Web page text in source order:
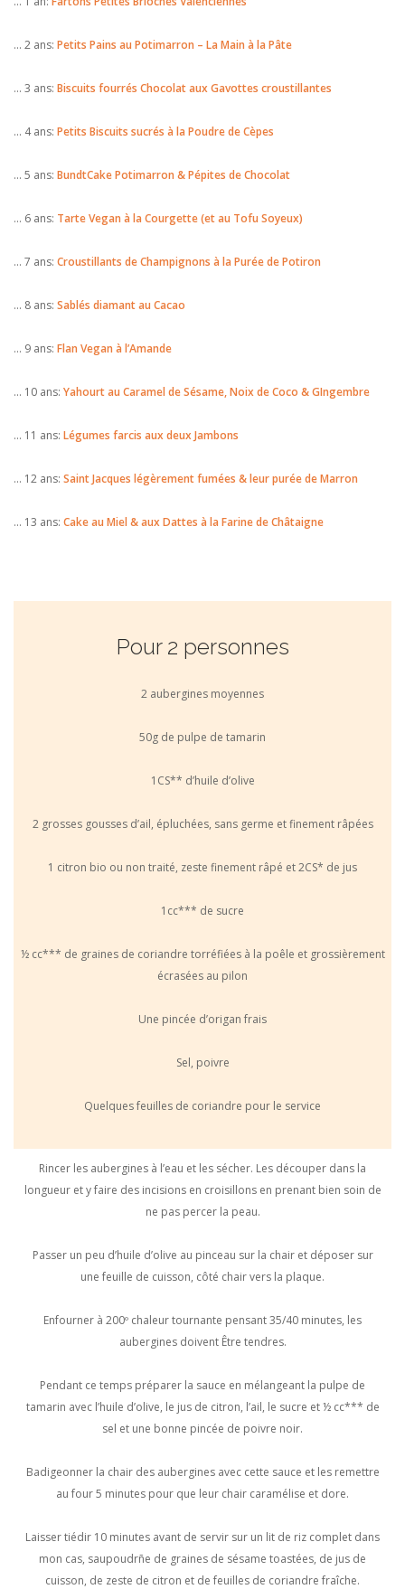
… 2 ans: Petits Pains au Potimarron – La Main à la Pâte
… 3 ans: Biscuits fourrés Chocolat aux Gavottes croustillantes
… 4 ans: Petits Biscuits sucrés à la Poudre de Cèpes
… 5 ans: BundtCake Potimarron & Pépites de Chocolat
… 6 ans: Tarte Vegan à la Courgette (et au Tofu Soyeux)
… 7 ans: Croustillants de Champignons à la Purée de Potiron
… 8 ans: Sablés diamant au Cacao
… 9 ans: Flan Vegan à l’Amande
… 10 ans: Yahourt au Caramel de Sésame, Noix de Coco & GIngembre
… 11 ans: Légumes farcis aux deux Jambons
… 12 ans: Saint Jacques légèrement fumées & leur purée de Marron
… 13 ans: Cake au Miel & aux Dattes à la Farine de Châtaigne
Pour 2 personnes
2 aubergines moyennes
50g de pulpe de tamarin
1CS** d’huile d’olive
2 grosses gousses d’ail, épluchées, sans germe et finement râpées
1 citron bio ou non traité, zeste finement râpé et 2CS* de jus
1cc*** de sucre
½ cc*** de graines de coriandre torréfiées à la poêle et grossièrement
écrasées au pilon
Une pincée d’origan frais
Sel, poivre
Quelques feuilles de coriandre pour le service
Rincer les aubergines à l’eau et les sécher. Les découper dans la
longueur et y faire des incisions en croisillons en prenant bien soin de
ne pas percer la peau.
Passer un peu d’huile d’olive au pinceau sur la chair et déposer sur
une feuille de cuisson, côté chair vers la plaque.
Enfourner à 200º chaleur tournante pensant 35/40 minutes, les
aubergines doivent Être tendres.
Pendant ce temps préparer la sauce en mélangeant la pulpe de
tamarin avec l’huile d’olive, le jus de citron, l’ail, le sucre et ½ cc*** de
sel et une bonne pincée de poivre noir.
Badigeonner la chair des aubergines avec cette sauce et les remettre
au four 5 minutes pour que leur chair caramélise et dore.
Laisser tiédir 10 minutes avant de servir sur un lit de riz complet dans
mon cas, saupoudrñe de graines de sésame toastées, de jus de
cuisson, de zeste de citron et de feuilles de coriandre fraîche.